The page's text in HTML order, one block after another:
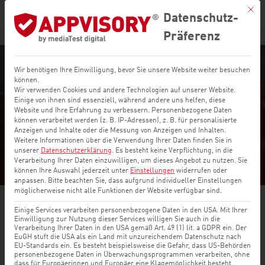
Wir treiben
Mobile Security
voran
Unsere Mission
Mit
Datenschutz-
Präferenz
Wir benötigen Ihre Einwilligung, bevor Sie unsere Website weiter besuchen
können.
Wir verwenden Cookies und andere Technologien auf unserer Website.
Einige von ihnen sind essenziell, während andere uns helfen, diese
Website und Ihre Erfahrung zu verbessern. Personenbezogene Daten
können verarbeitet werden (z. B. IP-Adressen), z. B. für personalisierte
Anzeigen und Inhalte oder die Messung von Anzeigen und Inhalten.
Weitere Informationen über die Verwendung Ihrer Daten finden Sie in
unserer Datenschutzerklärung. Es besteht keine Verpflichtung, in die
Verarbeitung Ihrer Daten einzuwilligen, um dieses Angebot zu nutzen. Sie
können Ihre Auswahl jederzeit unter Einstellungen widerrufen oder
anpassen. Bitte beachten Sie, dass aufgrund individueller Einstellungen
möglicherweise nicht alle Funktionen der Website verfügbar sind.
Einige Services verarbeiten personenbezogene Daten in den USA. Mit Ihrer
Einwilligung zur Nutzung dieser Services willigen Sie auch in die
Verarbeitung Ihrer Daten in den USA gemäß Art. 49 (1) lit. a GDPR ein. Der
EuGH stuft die USA als ein Land mit unzureichendem Datenschutz nach
EU-Standards ein. Es besteht beispielsweise die Gefahr, dass US-Behörden
personenbezogene Daten in Überwachungsprogrammen verarbeiten, ohne